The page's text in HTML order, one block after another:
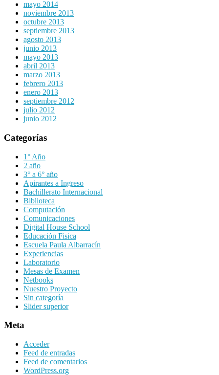
mayo 2014
noviembre 2013
octubre 2013
septiembre 2013
agosto 2013
junio 2013
mayo 2013
abril 2013
marzo 2013
febrero 2013
enero 2013
septiembre 2012
julio 2012
junio 2012
Categorías
1° Año
2 año
3° a 6° año
Apirantes a Ingreso
Bachillerato Internacional
Biblioteca
Computación
Comunicaciones
Digital House School
Educación Fisica
Escuela Paula Albarracín
Experiencias
Laboratorio
Mesas de Examen
Netbooks
Nuestro Proyecto
Sin categoría
Slider superior
Meta
Acceder
Feed de entradas
Feed de comentarios
WordPress.org